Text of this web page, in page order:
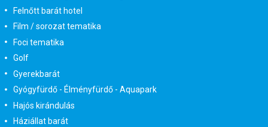
Felnőtt barát hotel
Film / sorozat tematika
Foci tematika
Golf
Gyerekbarát
Gyógyfürdő - Élményfürdő - Aquapark
Hajós kirándulás
Háziállat barát